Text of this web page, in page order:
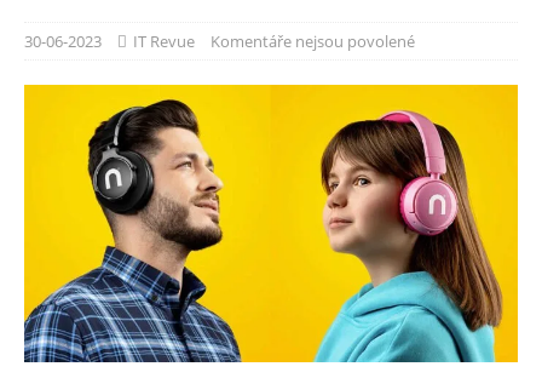
30-06-2023 IT Revue Komentáře nejsou povolené